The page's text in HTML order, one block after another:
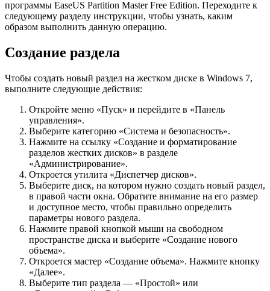
программы EaseUS Partition Master Free Edition. Переходите к
следующему разделу инструкции, чтобы узнать, каким
образом выполнить данную операцию.
Создание раздела
Чтобы создать новый раздел на жестком диске в Windows 7,
выполните следующие действия:
Откройте меню «Пуск» и перейдите в «Панель
управления».
Выберите категорию «Система и безопасность».
Нажмите на ссылку «Создание и форматирование
разделов жестких дисков» в разделе
«Администрирование».
Откроется утилита «Диспетчер дисков».
Выберите диск, на котором нужно создать новый раздел,
в правой части окна. Обратите внимание на его размер
и доступное место, чтобы правильно определить
параметры нового раздела.
Нажмите правой кнопкой мыши на свободном
пространстве диска и выберите «Создание нового
объема».
Откроется мастер «Создание объема». Нажмите кнопку
«Далее».
Выберите тип раздела — «Простой» или